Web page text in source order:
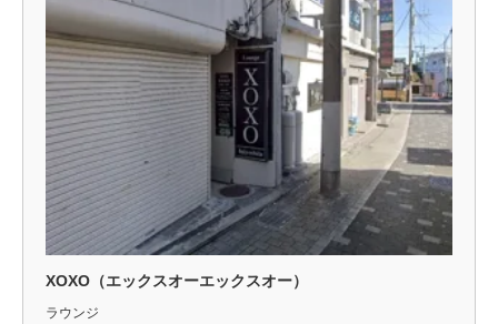
XOXO（エックスオーエックスオー）
ラウンジ